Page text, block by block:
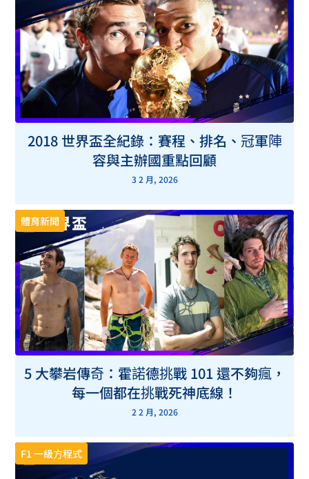
2018 世界盃全紀錄：賽程、排名、冠軍陣
容與主辦國重點回顧
3 2 月, 2026
體育新聞
5 大攀岩傳奇：霍諾德挑戰 101 還不夠瘋，
每一個都在挑戰死神底線！
2 2 月, 2026
F1 一級方程式